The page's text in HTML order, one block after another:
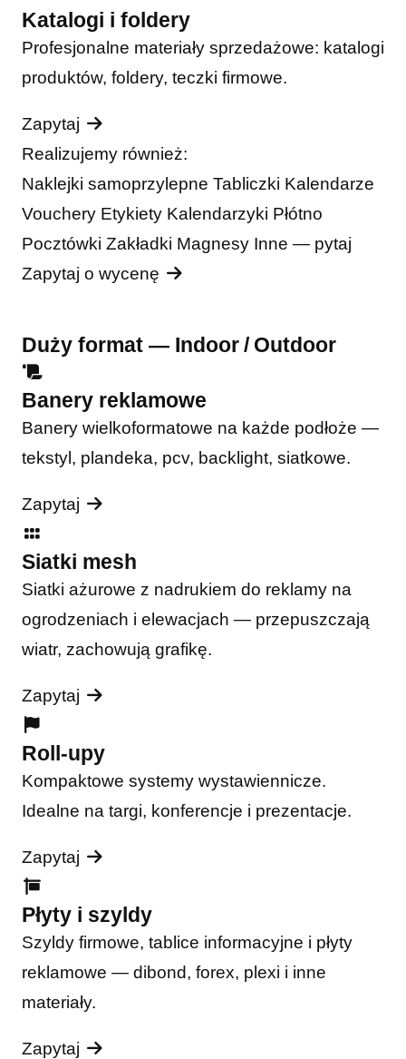
Katalogi i foldery
Profesjonalne materiały sprzedażowe: katalogi
produktów, foldery, teczki firmowe.
Zapytaj
Realizujemy również:
Naklejki samoprzylepne Tabliczki Kalendarze
Vouchery Etykiety Kalendarzyki Płótno
Pocztówki Zakładki Magnesy Inne — pytaj
Zapytaj o wycenę
Duży format — Indoor / Outdoor
Banery reklamowe
Banery wielkoformatowe na każde podłoże —
tekstyl, plandeka, pcv, backlight, siatkowe.
Zapytaj
Siatki mesh
Siatki ażurowe z nadrukiem do reklamy na
ogrodzeniach i elewacjach — przepuszczają
wiatr, zachowują grafikę.
Zapytaj
Roll-upy
Kompaktowe systemy wystawiennicze.
Idealne na targi, konferencje i prezentacje.
Zapytaj
Płyty i szyldy
Szyldy firmowe, tablice informacyjne i płyty
reklamowe — dibond, forex, plexi i inne
materiały.
Zapytaj